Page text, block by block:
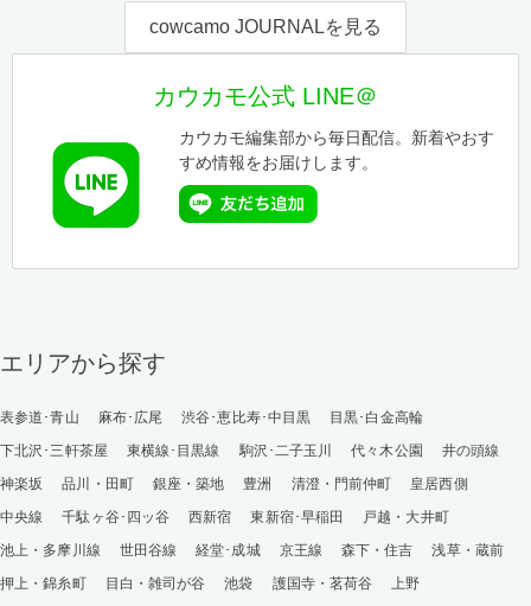
cowcamo JOURNALを見る
カウカモ公式 LINE＠
カウカモ編集部から毎日配信。新着やおす
すめ情報をお届けします。
エリアから探す
表参道･青山 麻布･広尾 渋谷･恵比寿･中目黒
目黒･白金高輪
下北沢･三軒茶屋
東横線･目黒線 駒沢･二子玉川 代々木公園
井の頭線
神楽坂
品川・田町 銀座・築地 豊洲 清澄・門前仲町
皇居西側
中央線
千駄ヶ谷･四ッ谷 西新宿 東新宿･早稲田
戸越・大井町
池上・多摩川線
世田谷線 経堂･成城 京王線 森下・住吉
浅草・蔵前
押上・錦糸町
目白・雑司が谷 池袋 護国寺・茗荷谷
上野